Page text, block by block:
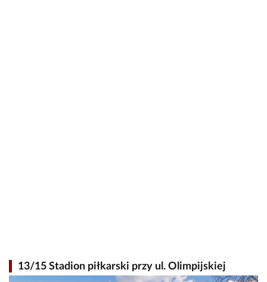
13/15 Stadion piłkarski przy ul. Olimpijskiej